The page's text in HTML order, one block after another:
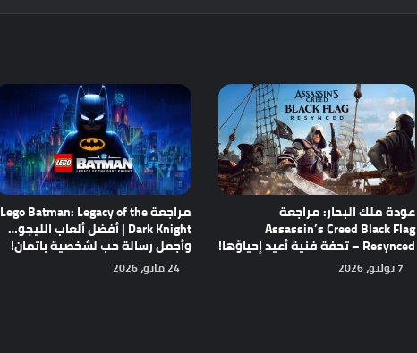
عودة ملك البحار: مراجعة
Assassin’s Creed Black Flag
Resynced – تحفة فنية أعيد إحياؤها!
7 يوليو، 2026
مراجعة Lego Batman: Legacy of the
Dark Knight | أفضل ألعاب الليجو…
وأجمل رسالة حب لشخصية باتمان!
24 مايو، 2026